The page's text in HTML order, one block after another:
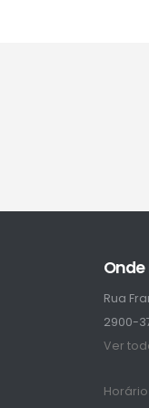
Rua
2900-
Ver